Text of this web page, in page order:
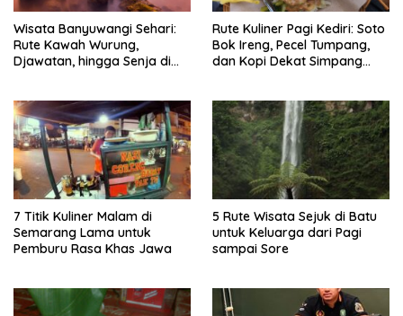
Wisata Banyuwangi Sehari:
Rute Kawah Wurung,
Djawatan, hingga Senja di
Rute Kuliner Pagi Kediri: Soto
Bok Ireng, Pecel Tumpang,
dan Kopi Dekat Simpang
7 Titik Kuliner Malam di
Semarang Lama untuk
Pemburu Rasa Khas Jawa
5 Rute Wisata Sejuk di Batu
untuk Keluarga dari Pagi
sampai Sore